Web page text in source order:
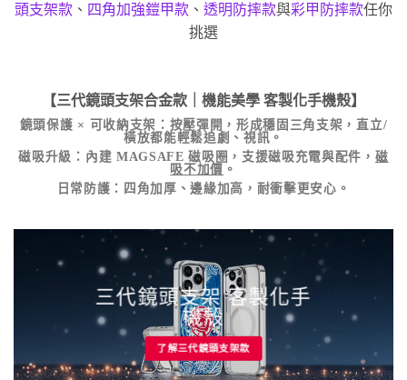
頭支架款 、 四角加強鎧甲款 、 透明防摔款與彩甲防摔款任你
挑選
【三代鏡頭支架合金款｜機能美學 客製化手機殼】
鏡頭保護 × 可收納支架 ：按壓彈開，形成穩固三角支架，直立/
橫放都能輕鬆追劇、視訊。
磁吸升級 ：內建 MAGSAFE 磁吸圈，支援磁吸充電與配件， 磁
吸不加價 。
日常防護 ：四角加厚、邊緣加高，耐衝擊更安心。
三代鏡頭支架 客製化手
機殼
了解三代鏡頭支架款